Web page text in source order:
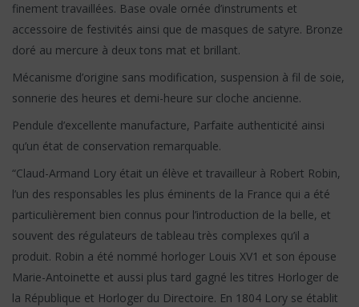
finement travaillées. Base ovale ornée d’instruments et
accessoire de festivités ainsi que de masques de satyre. Bronze
doré au mercure à deux tons mat et brillant.
Mécanisme d’origine sans modification, suspension à fil de soie,
sonnerie des heures et demi-heure sur cloche ancienne.
Pendule d’excellente manufacture, Parfaite authenticité ainsi
qu’un état de conservation remarquable.
“Claud-Armand Lory était un élève et travailleur à Robert Robin,
l’un des responsables les plus éminents de la France qui a été
particulièrement bien connus pour l’introduction de la belle, et
souvent des régulateurs de tableau très complexes qu’il a
produit. Robin a été nommé horloger Louis XV1 et son épouse
Marie-Antoinette et aussi plus tard gagné les titres Horloger de
la République et Horloger du Directoire. En 1804 Lory se établit